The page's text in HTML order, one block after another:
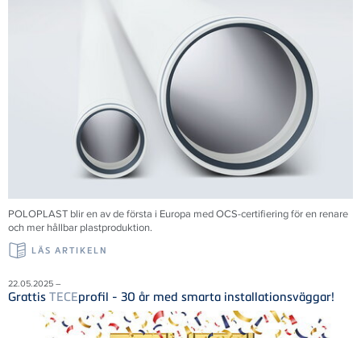
POLOPLAST blir en av de första i Europa med OCS-certifiering för en renare
och mer hållbar plastproduktion.
LÄS ARTIKELN
22.05.2025 –
Grattis TECEprofil - 30 år med smarta installationsväggar!